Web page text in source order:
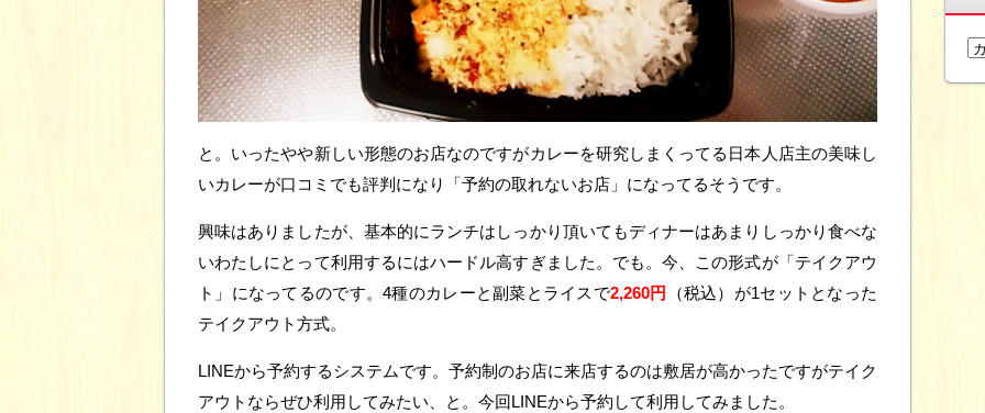
と。いったやや新しい形態のお店なのですがカレーを研究しまくってる日本人店主の美味し
いカレーが口コミでも評判になり「予約の取れないお店」になってるそうです。
興味はありましたが、基本的にランチはしっかり頂いてもディナーはあまりしっかり食べな
いわたしにとって利用するにはハードル高すぎました。でも。今、この形式が「テイクアウ
ト」になってるのです。4種のカレーと副菜とライスで2,260円
（税込）が1セットとなった
テイクアウト方式。
LINEから予約するシステムです。予約制のお店に来店するのは敷居が高かったですがテイク
アウトならぜひ利用してみたい、と。今回LINEから予約して利用してみました。
カ